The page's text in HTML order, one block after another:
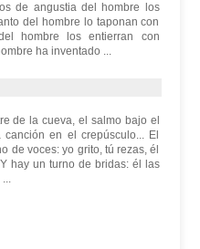
de angustia del hombre los
del hombre lo taponan con
hombre los entierran con
ha inventado ...
de la cueva, el salmo bajo el
en el crepúsculo... El
de voces: yo grito, tú rezas, él
hay un turno de bridas: él las